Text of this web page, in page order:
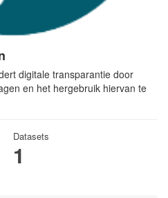
digitale transparantie door
en het hergebruik hiervan te
Datasets
1